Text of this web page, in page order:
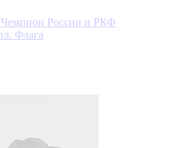
Чемпион России и РКФ
Флага